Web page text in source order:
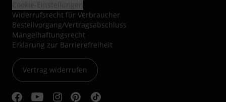
Widerrufsrecht für Verbraucher
Bestellvorgang/Vertragsabschluss
Mängelhaftungsrecht
Erklärung zur Barrierefreiheit
Vertrag widerrufen